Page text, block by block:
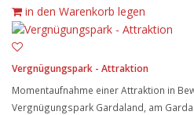
in den Warenkorb legen
Vergnügungspark - Attraktion
Momentaufnahme einer Attraktion in
Vergnügungspark Gardaland, am